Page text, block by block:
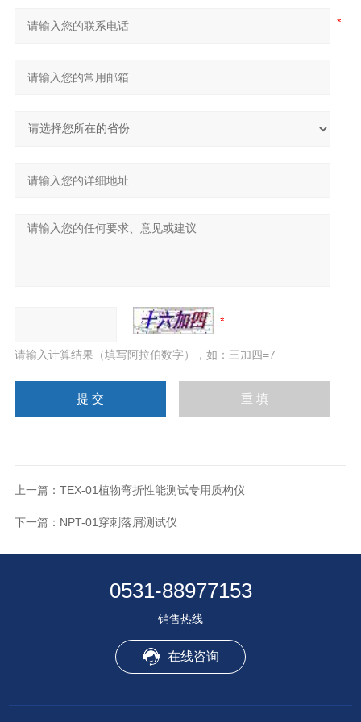
请输入计算结果（填写阿拉伯数字），如：三加四=7
上一篇： TEX-01植物弯折性能测试专用质构仪
下一篇： NPT-01穿刺落屑测试仪
0531-88977153
销售热线
在线咨询